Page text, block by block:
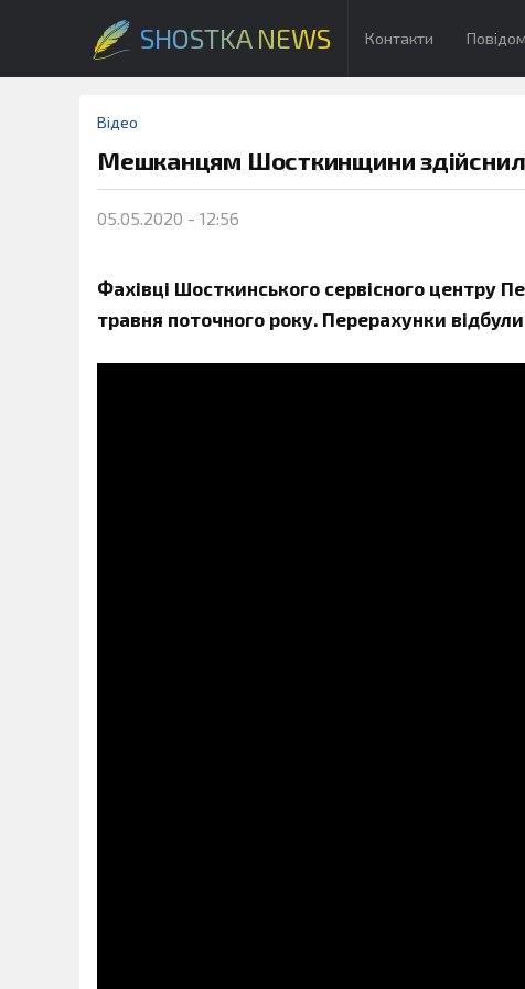
SHOSTKA NEWS Контакти
Відео
Мешканцям Шосткинщини
05.05.2020 - 12:56
Фахівці Шосткинського сервісного центру
травня поточного року. Перерахунки